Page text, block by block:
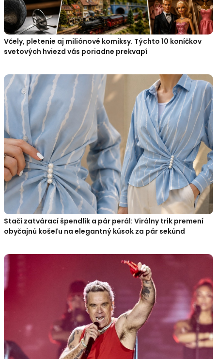
Včely, pletenie aj miliónové komiksy. Týchto 10 koníčkov
svetových hviezd vás poriadne prekvapí
Stačí zatvárací špendlík a pár perál: Virálny trik premení
obyčajnú košeľu na elegantný kúsok za pár sekúnd